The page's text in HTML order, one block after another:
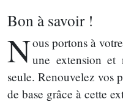
Bon à savoir !
Nous portons à
une extension et
seule. Renouvelez vos
de base grâce à cette